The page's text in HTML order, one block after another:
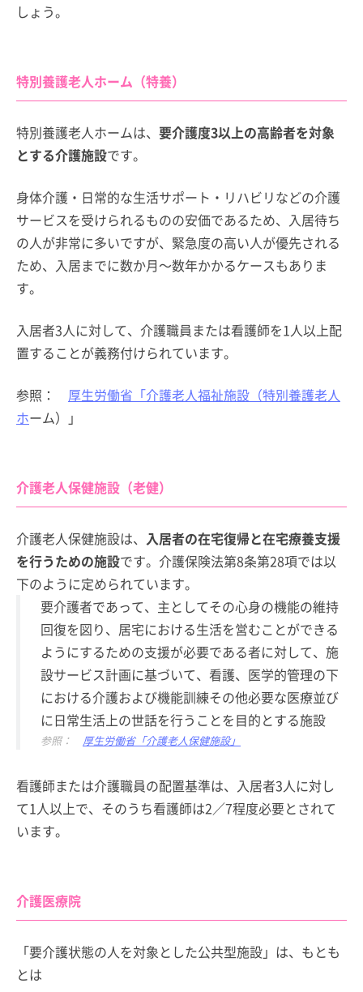
しょう。
特別養護老人ホーム（特養）
特別養護老人ホームは、 要介護度3以上の高齢者を対象
とする介護施設です。
身体介護・日常的な生活サポート・リハビリなどの介護
サービスを受けられるものの安価であるため、入居待ち
の人が非常に多いですが、緊急度の高い人が優先される
ため、入居までに数か月～数年かかるケースもありま
す。
入居者3人に対して、介護職員または看護師を1人以上配
置することが義務付けられています。
参照： 厚生労働省「介護老人福祉施設（特別養護老人
ホーム）」
介護老人保健施設（老健）
介護老人保健施設は、 入居者の在宅復帰と在宅療養支援
を行うための施設です。介護保険法第8条第28項では以
下のように定められています。
要介護者であって、主としてその心身の機能の維持
回復を図り、居宅における生活を営むことができる
ようにするための支援が必要である者に対して、施
設サービス計画に基づいて、看護、医学的管理の下
における介護および機能訓練その他必要な医療並び
に日常生活上の世話を行うことを目的とする施設
参照： 厚生労働省「介護老人保健施設」
看護師または介護職員の配置基準は、入居者3人に対し
て1人以上で、そのうち看護師は2／7程度必要とされて
います。
介護医療院
「要介護状態の人を対象とした公共型施設」は、もとも
とは